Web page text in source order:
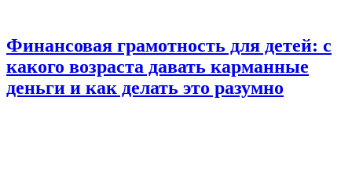
Финансовая грамотность для детей: с
какого возраста давать карманные
деньги и как делать это разумно